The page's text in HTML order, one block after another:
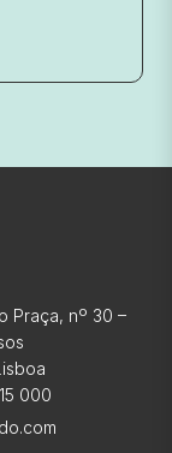
Praça, nº 30 –
000